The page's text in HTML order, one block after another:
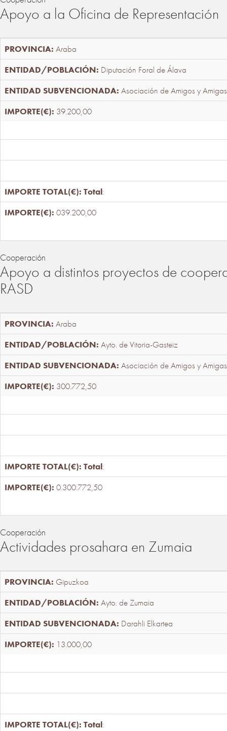
Apoyo a la Oficina de Representación
Araba
Diputación Foral de Álava
Asociación de Amigos y
39.200,00
Total:
039.200,00
Cooperación
Apoyo a distintos proyectos de
RASD
Araba
Ayto. de Vitoria-Gasteiz
Asociación de Amigos y
300.772,50
Total:
0.300.772,50
Cooperación
Actividades prosahara en Zumaia
Gipuzkoa
Ayto. de Zumaia
Darahli Elkartea
13.000,00
Total: